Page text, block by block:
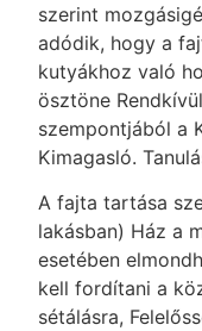
szerint
adódik, hogy a
kutyákhoz való
ösztöne
szempontjából a
Kimagasló.
A fajta tartása
lakásban) Ház a
esetében
kell fordítani a
sétálásra,